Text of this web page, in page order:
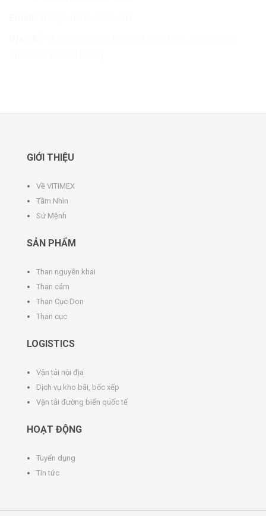
GIỚI THIỆU
Về VITIMEX
Tầm Nhìn
Sứ Mệnh
SẢN PHẨM
Than nguyên khai
Than cám
Than Cục Don
Than cục
LOGISTICS
Vận tải nội địa
Dịch vụ kho bãi, bốc xếp
Vận tải đường biển quốc tế
HOẠT ĐỘNG
Tuyển dụng
Tin tức